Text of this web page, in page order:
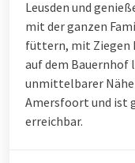
Leusden und
mit der ganzen
füttern, mit Ziegen
auf dem Bauernhof
unmittelbarer Nähe
Amersfoort und ist
erreichbar.